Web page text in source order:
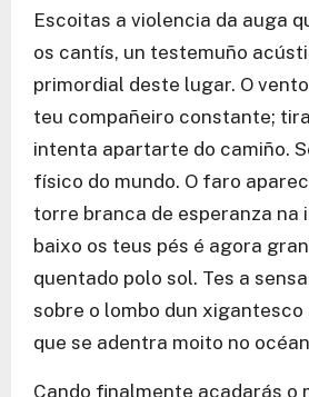
Escoitas a violencia da auga
os cantís, un testemuño
primordial deste lugar. O
teu compañeiro constante;
intenta apartarte do camiño.
físico do mundo. O faro
torre branca de esperanza na
baixo os teus pés é agora
quentado polo sol. Tes a
sobre o lombo dun xigantesco
que se adentra moito no
Cando finalmente acadarás o